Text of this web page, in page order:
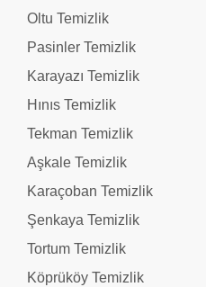
Oltu Temizlik
Pasinler Temizlik
Karayazı Temizlik
Hınıs Temizlik
Tekman Temizlik
Aşkale Temizlik
Karaçoban Temizlik
Şenkaya Temizlik
Tortum Temizlik
Köprüköy Temizlik